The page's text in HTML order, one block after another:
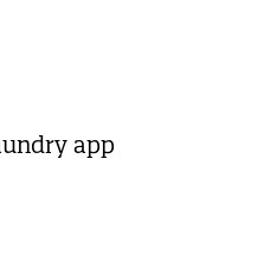
app